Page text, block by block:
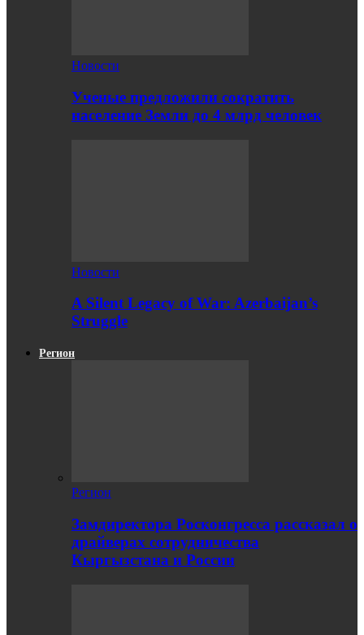
Новости
Ученые предложили сократить
население Земли до 4 млрд человек
Новости
A Silent Legacy of War: Azerbaijan’s
Struggle
Регион
Регион
Замдиректора Росконгресса рассказал о
драйверах сотрудничества
Кыргызстана и России